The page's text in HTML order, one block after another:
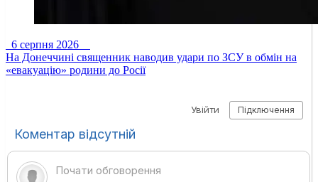
6 серпня 2026
На Донеччині священник наводив удари по ЗСУ в обмін на
«евакуацію» родини до Росії